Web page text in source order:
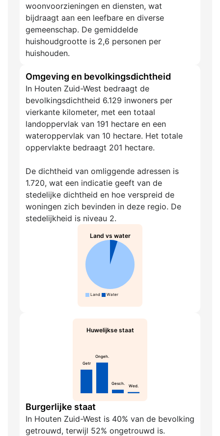
woonvoorzieningen en diensten, wat
bijdraagt aan een leefbare en diverse
gemeenschap. De gemiddelde
huishoudgrootte is 2,6 personen per
huishouden.
Omgeving en bevolkingsdichtheid
In Houten Zuid-West bedraagt de
bevolkingsdichtheid 6.129 inwoners per
vierkante kilometer, met een totaal
landoppervlak van 191 hectare en een
wateroppervlak van 10 hectare. Het totale
oppervlakte bedraagt 201 hectare.
De dichtheid van omliggende adressen is
1.720, wat een indicatie geeft van de
stedelijke dichtheid en hoe verspreid de
woningen zich bevinden in deze regio. De
stedelijkheid is niveau 2.
Land vs water
Land Water
Huwelijkse staat
Getr
Ongeh.
Gesch. Wed.
Burgerlijke staat
In Houten Zuid-West is 40% van de bevolking
getrouwd, terwijl 52% ongetrouwd is.